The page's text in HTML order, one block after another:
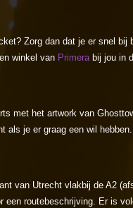
Zorg dan dat je er snel
winkel van Primera bij jou in
met het artwork van
als je er graag een wil hebben.
van Utrecht vlakbij de A2
een routebeschrijving. Er is